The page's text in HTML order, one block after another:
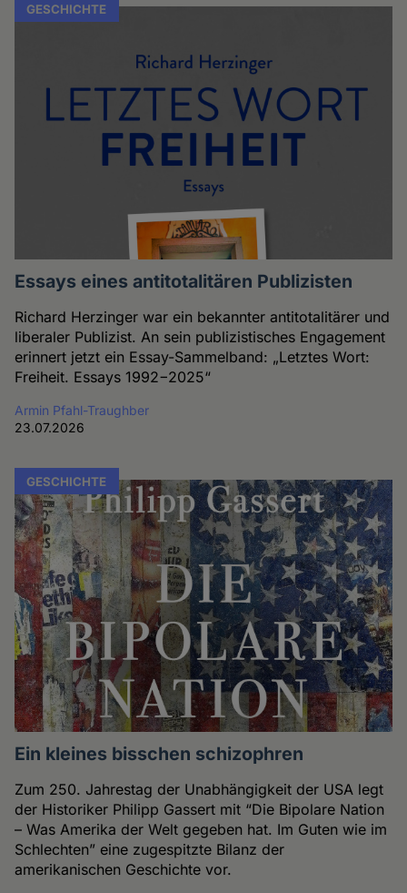
GESCHICHTE
Essays eines antitotalitären Publizisten
Richard Herzinger war ein bekannter antitotalitärer und
liberaler Publizist. An sein publizistisches Engagement
erinnert jetzt ein Essay-Sammelband: „Letztes Wort:
Freiheit. Essays 1992−2025“
Armin Pfahl-Traughber
23.07.2026
GESCHICHTE
Ein kleines bisschen schizophren
Zum 250. Jahrestag der Unabhängigkeit der USA legt
der Historiker Philipp Gassert mit “Die Bipolare Nation
– Was Amerika der Welt gegeben hat. Im Guten wie im
Schlechten” eine zugespitzte Bilanz der
amerikanischen Geschichte vor.